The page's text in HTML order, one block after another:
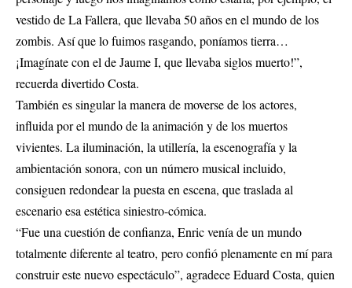
vestido de La Fallera, que llevaba 50 años en el mundo de los
zombis. Así que lo fuimos rasgando, poníamos tierra…
¡Imagínate con el de Jaume I, que llevaba siglos muerto!”,
recuerda divertido Costa.
También es singular la manera de moverse de los actores,
influida por el mundo de la animación y de los muertos
vivientes. La iluminación, la utillería, la escenografía y la
ambientación sonora, con un número musical incluido,
consiguen redondear la puesta en escena, que traslada al
escenario esa estética siniestro-cómica.
“Fue una cuestión de confianza, Enric venía de un mundo
totalmente diferente al teatro, pero confió plenamente en mí para
construir este nuevo espectáculo”, agradece Eduard Costa, quien